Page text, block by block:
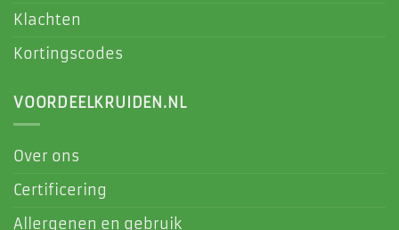
Klachten
Kortingscodes
VOORDEELKRUIDEN.NL
Over ons
Certificering
Allergenen en gebruik